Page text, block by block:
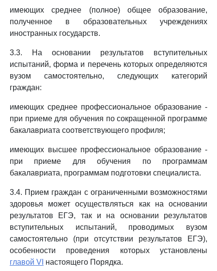
имеющих среднее (полное) общее образование,
полученное в образовательных учреждениях
иностранных государств.
3.3. На основании результатов вступительных
испытаний, форма и перечень которых определяются
вузом самостоятельно, следующих категорий
граждан:
имеющих среднее профессиональное образование -
при приеме для обучения по сокращенной программе
бакалавриата соответствующего профиля;
имеющих высшее профессиональное образование -
при приеме для обучения по программам
бакалавриата, программам подготовки специалиста.
3.4. Прием граждан с ограниченными возможностями
здоровья может осуществляться как на основании
результатов ЕГЭ, так и на основании результатов
вступительных испытаний, проводимых вузом
самостоятельно (при отсутствии результатов ЕГЭ),
особенности проведения которых установлены
главой VI настоящего Порядка.